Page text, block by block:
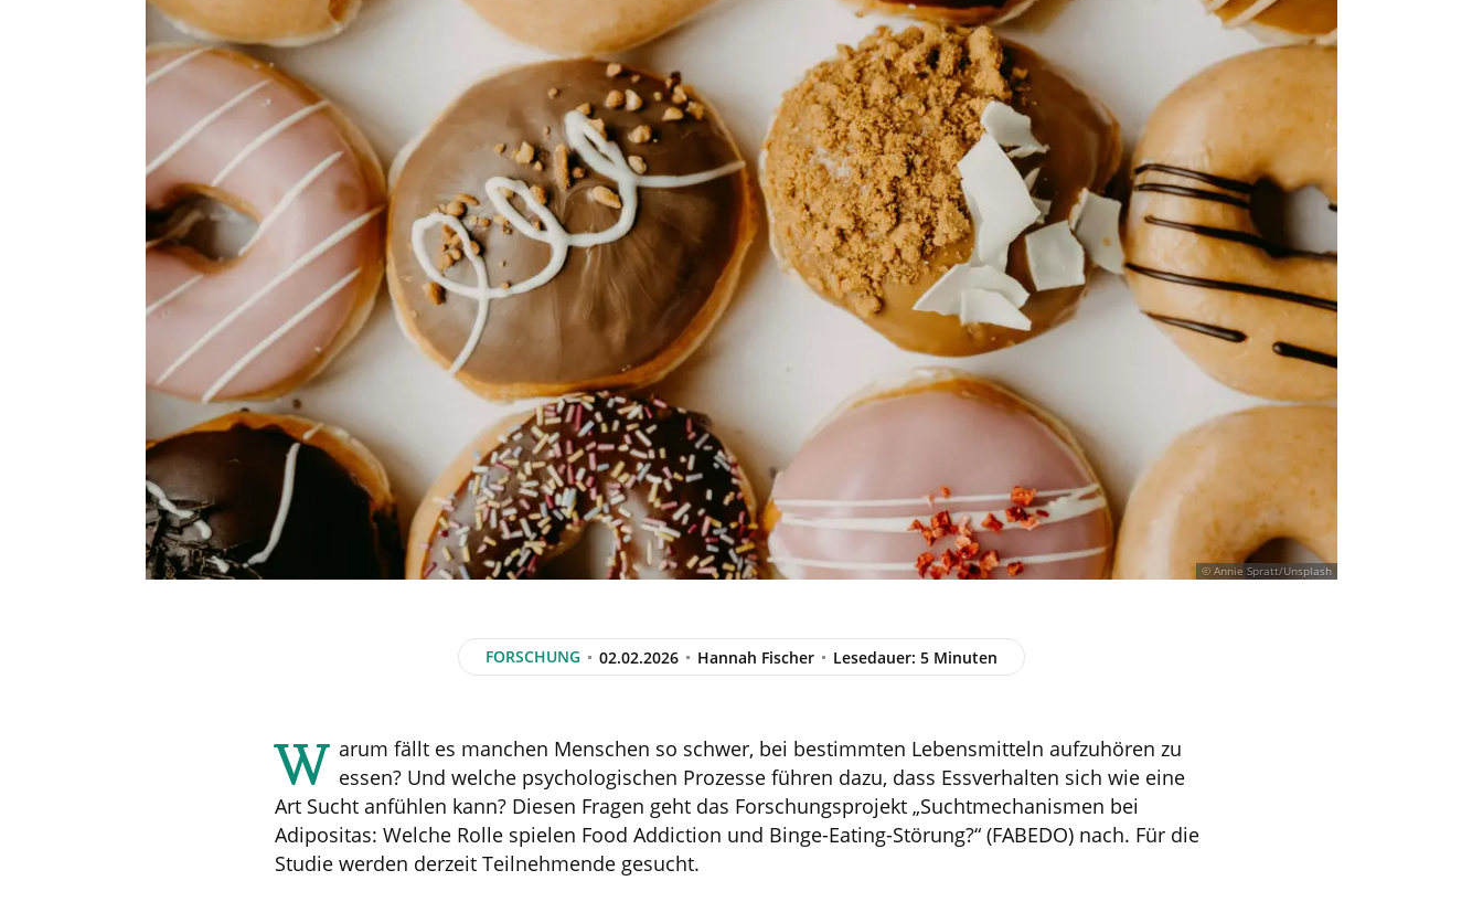
© Annie Spratt/Unsplash
FORSCHUNG 02.02.2026 Hannah Fischer Lesedauer: 5 Minuten
W arum fällt es manchen Menschen so schwer, bei bestimmten Lebensmitteln aufzuhören zu
essen? Und welche psychologischen Prozesse führen dazu, dass Essverhalten sich wie eine
Art Sucht anfühlen kann? Diesen Fragen geht das Forschungsprojekt „Suchtmechanismen bei
Adipositas: Welche Rolle spielen Food Addiction und Binge-Eating-Störung?“ (FABEDO) nach. Für die
Studie werden derzeit Teilnehmende gesucht.